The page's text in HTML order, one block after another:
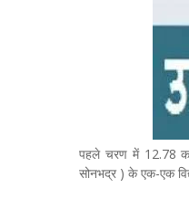
पहले चरण में 12.78
सोनभद्र ) के एक-एक